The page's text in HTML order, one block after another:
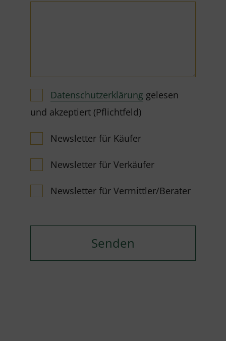
Datenschutzerklärung gelesen
und akzeptiert (Pflichtfeld)
Newsletter für Käufer
Newsletter für Verkäufer
Newsletter für Vermittler/Berater